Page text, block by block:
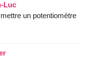
Luc
un potentiomètre